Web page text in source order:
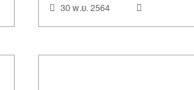
เทคโนโลยีดาวเทียม และ นิทรรศการ
30 พ.ย. 2564